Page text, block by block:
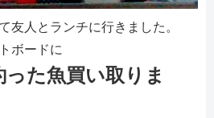
友人とランチに行きました。
ボードに
た魚買い取りま